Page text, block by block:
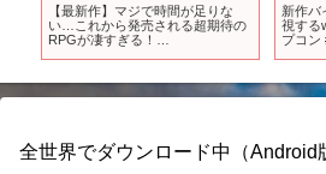
【最新作】マジで時間が足りな
い…これから発売される超期待の
RPGが凄すぎる！
新作バ
視する
プコン
全世界でダウンロード中（Android